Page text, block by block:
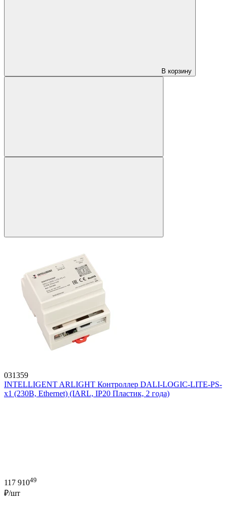
В корзину
031359
INTELLIGENT ARLIGHT Контроллер DALI-LOGIC-LITE-PS-
x1 (230B, Ethernet) (IARL, IP20 Пластик, 2 года)
117 91049
₽/шт